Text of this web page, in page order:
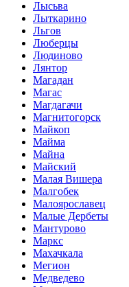
Лысьва
Лыткарино
Льгов
Люберцы
Людиново
Лянтор
Магадан
Магас
Магдагачи
Магнитогорск
Майкоп
Майма
Майна
Майский
Малая Вишера
Малгобек
Малоярославец
Малые Дербеты
Мантурово
Маркс
Махачкала
Мегион
Медведево